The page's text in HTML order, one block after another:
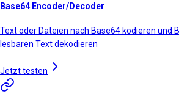
Base64 Encoder/Decoder
Text oder Dateien nach Base64 kodieren und
lesbaren Text dekodieren
Jetzt testen